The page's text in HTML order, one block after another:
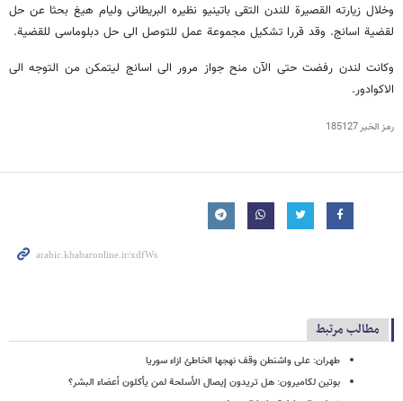
وخلال زیارته القصیرة للندن التقى باتینیو نظیره البریطانی ولیام هیغ بحثا عن حل
لقضیة اسانج. وقد قررا تشکیل مجموعة عمل للتوصل الى حل دبلوماسی للقضیة.
وکانت لندن رفضت حتى الآن منح جواز مرور الى اسانج لیتمکن من التوجه الى
الاکوادور.
رمز الخبر185127
مطالب مرتبط
طهران: على واشنطن وقف نهجها الخاطئ ازاء سوریا
بوتین لکامیرون: هل تریدون إیصال الأسلحة لمن یأکلون أعضاء البشر؟